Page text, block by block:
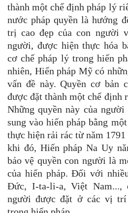
thành một chế định pháp lý
nước pháp quyền là hướng
trị cao đẹp của con người
người, được hiện thực hóa
cơ chế pháp lý trong hiến
nhiên, Hiến pháp Mỹ có
vấn đề này. Quyền cơ bản
được đặt thành một chế định
Những quyền này của
sung vào hiến pháp bằng
thực hiện rải rác từ năm 1791
khi đó, Hiến pháp Na Uy
bảo vệ quyền con người là
của hiến pháp. Đối với
Đức, I-ta-li-a, Việt Nam...,
người được đặt ở các vị trí